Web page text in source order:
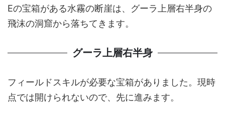
Eの宝箱がある水霧の断崖は、グーラ上層右半身の
飛沫の洞窟から落ちてきます。
グーラ上層右半身
フィールドスキルが必要な宝箱がありました。現時
点では開けられないので、先に進みます。